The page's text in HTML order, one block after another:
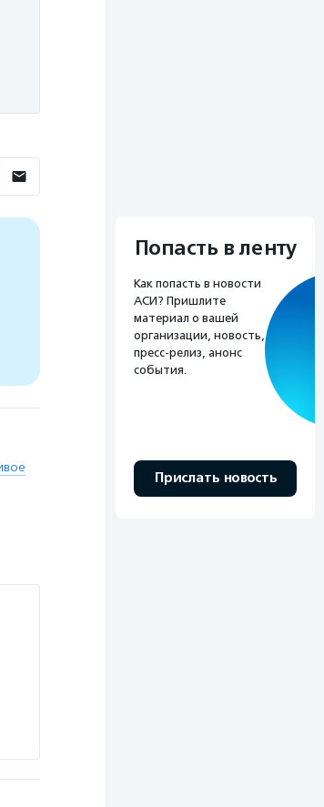
Попасть в ленту
Как попасть в новости
АСИ? Пришлите
материал о вашей
организации, новость,
пресс-релиз, анонс
события.
Прислать новость